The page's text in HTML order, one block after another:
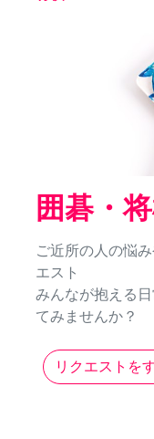
囲碁・
ご近所の人の悩
エスト
みんなが抱える
てみませんか？
リクエストを